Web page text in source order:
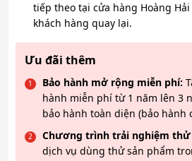
tiếp theo tại cửa hàng Hoàng
khách hàng quay lại.
Ưu đãi thêm
Bảo hành mở rộng miễn phí:
hành miễn phí từ 1 năm lên 3
bảo hành toàn diện (bảo hành
Chương trình trải nghiệm thử
dịch vụ dùng thử sản phẩm